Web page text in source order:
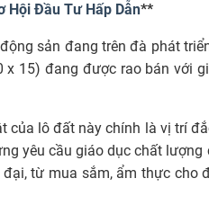
Hội Đầu Tư Hấp Dẫn**
sản đang trên đà phát
x 15) đang được rao bán với
của lô đất này chính là vị trí
yêu cầu giáo dục chất
từ mua sắm, ẩm thực